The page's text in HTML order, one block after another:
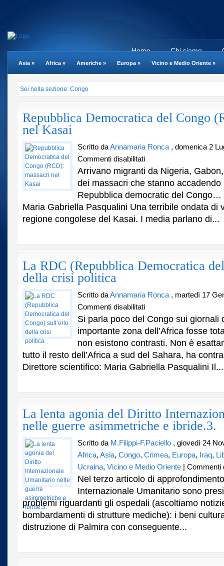
Chi siamo
Home
Asia » Africa » Americhe » Europa » Vicino e Medio Oriente »
Sei nella sezione: Congo
Repubblica Democratica del Congo
nel Kasai
Scritto daAnnamaria Ronca , domenica 2
Commenti disabilitatisu
Democratica
del
Congo
massacri
nel
Arrivano migranti da Nigeria,
dei massacri che stanno
Repubblica democratic del Congo…
Maria Gabriella Pasqualini Una terribile ondata di
regione congolese del Kasai. I media parlano di...
La RDC (Repubblica Democratica
della crisi politica
Scritto daAnnamaria Ronca , martedì 17
Commenti disabilitatisu
RDC
(Repubblica
Democratica
Congo)
sull’orlo
Si parla poco del Congo sui giornali
importante zona dell’Africa fosse
non esistono contrasti. Non è
tutto il resto dell’Africa a sud del Sahara, ha
Direttore scientifico: Maria Gabriella Pasqualini Il...
La lenta agonia del Diritto
nelle guerre asimmetriche e ibride.3.
Scritto da M.Filippi-F.Paciello , giovedì 24
Africa, Asia, Congo, Crimea, Europa, Iraq,
Ucraina, Vicino e Medio Oriente Commenti
Nel terzo articolo di
Internazionale Umanitario sono
problemi riguardanti gli ospedali (ascoltiamo
bombardamenti di strutture mediche): i beni
distruzione di Palmira con conseguente...